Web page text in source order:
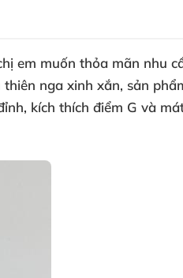
em muốn thỏa mãn nhu
nga xinh xắn, sản
kích thích điểm G và